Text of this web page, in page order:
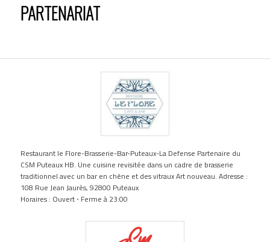
PARTENARIAT
Restaurant le Flore-Brasserie-Bar-Puteaux-La Defense Partenaire du
CSM Puteaux HB. Une cuisine revisitée dans un cadre de brasserie
traditionnel avec un bar en chêne et des vitraux Art nouveau. Adresse :
108 Rue Jean Jaurès, 92800 Puteaux
Horaires : Ouvert ⋅ Ferme à 23:00